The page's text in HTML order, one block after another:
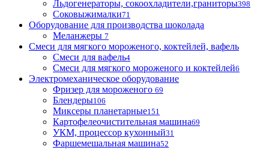
Льдогенераторы, сокоохладители,граниторы398
Соковыжималки71
Оборудование для производства шоколада
Меланжеры 7
Смеси для мягкого мороженого, коктейлей, вафель
Смеси для вафель4
Смеси для мягкого мороженого и коктейлей6
Электромеханическое оборудование
Фризер для мороженого 69
Блендеры106
Миксеры планетарные151
Картофелеочистительная машина69
УКМ, процессор кухонный31
Фаршемешальная машина52